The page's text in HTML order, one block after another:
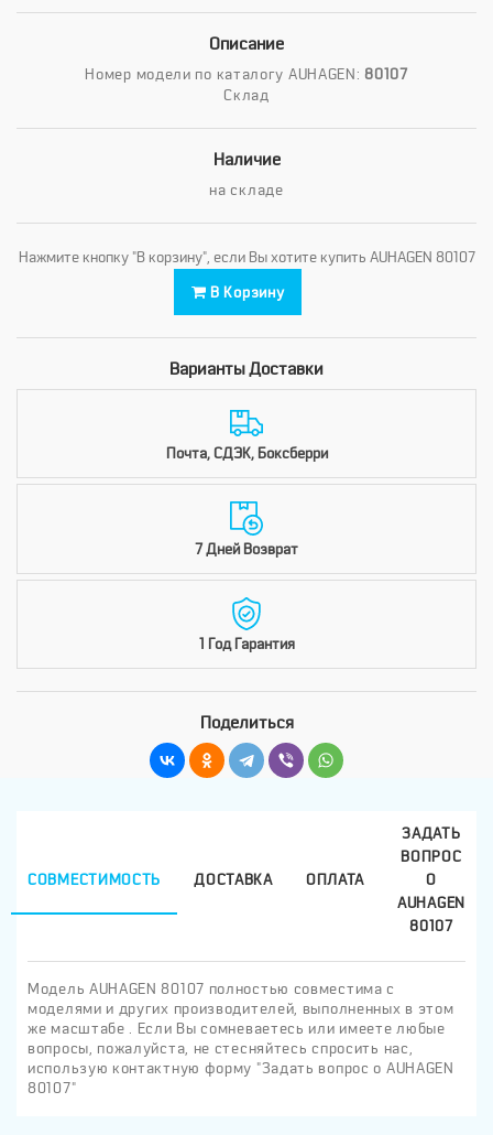
Описание
Номер модели по каталогу AUHAGEN: 80107
Склад
Наличие
на складе
Нажмите кнопку "В корзину", если Вы хотите купить AUHAGEN 80107
В Корзину
Варианты Доставки
Почта, СДЭК, Боксберри
7 Дней Возврат
1 Год Гарантия
Поделиться
СОВМЕСТИМОСТЬ ДОСТАВКА ОПЛАТА
ЗАДАТЬ
ВОПРОС
О
AUHAGEN
80107
Модель AUHAGEN 80107 полностью совместима с
моделями и других производителей, выполненных в этом
же масштабе . Если Вы сомневаетесь или имеете любые
вопросы, пожалуйста, не стесняйтесь спросить нас,
использую контактную форму "Задать вопрос о AUHAGEN
80107"